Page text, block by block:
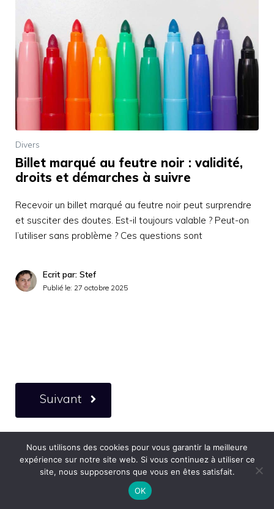
Divers
Billet marqué au feutre noir : validité,
droits et démarches à suivre
Recevoir un billet marqué au feutre noir peut surprendre
et susciter des doutes. Est-il toujours valable ? Peut-on
l’utiliser sans problème ? Ces questions sont
Ecrit par: Stef
Publié le: 27 octobre 2025
Suivant
Nous utilisons des cookies pour vous garantir la meilleure
expérience sur notre site web. Si vous continuez à utiliser ce
site, nous supposerons que vous en êtes satisfait.
OK